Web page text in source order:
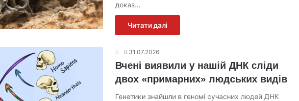
доказ…
Читати далі
31.07.2026
Вчені виявили у нашій ДНК сліди
двох «примарних» людських видів
Генетики знайшли в геномі сучасних людей ДНК